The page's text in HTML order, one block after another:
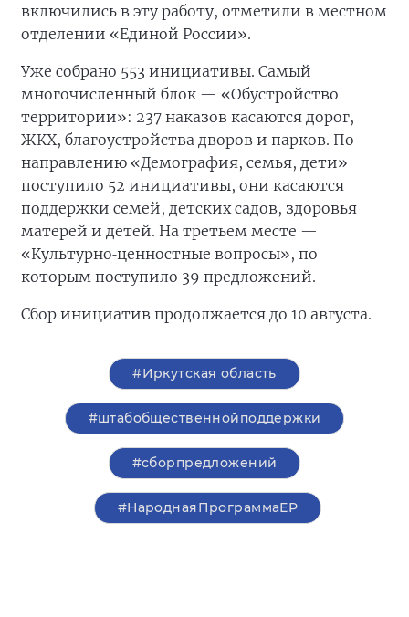
включились в эту работу, отметили в местном
отделении «Единой России».
Уже собрано 553 инициативы. Самый
многочисленный блок — «Обустройство
территории»: 237 наказов касаются дорог,
ЖКХ, благоустройства дворов и парков. По
направлению «Демография, семья, дети»
поступило 52 инициативы, они касаются
поддержки семей, детских садов, здоровья
матерей и детей. На третьем месте —
«Культурно‑ценностные вопросы», по
которым поступило 39 предложений.
Сбор инициатив продолжается до 10 августа.
#Иркутская область
#штабобщественнойподдержки
#сборпредложений
#НароднаяПрограммаЕР